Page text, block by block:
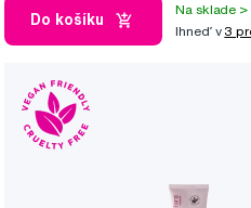
Do košíku
Na sklade >
Ihneď v 3